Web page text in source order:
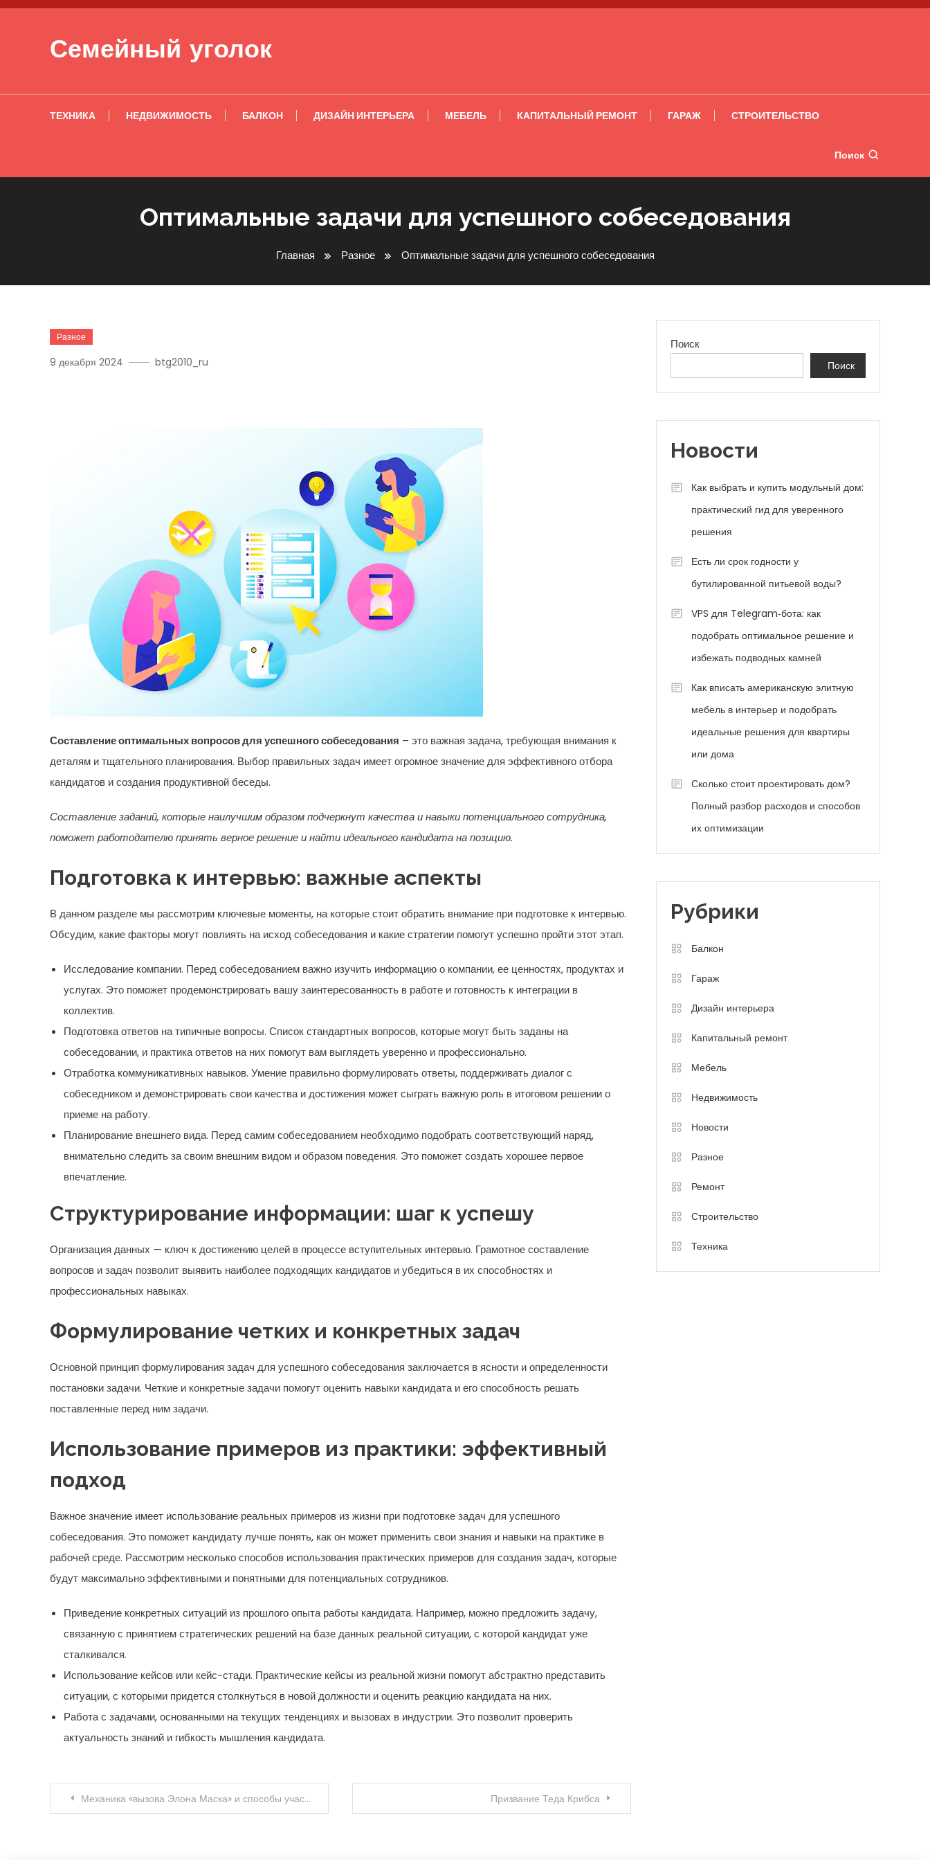
Перейти к содержимому
Семейный уголок
ТЕХНИКА НЕДВИЖИМОСТЬ БАЛКОН ДИЗАЙН ИНТЕРЬЕРА МЕБЕЛЬ КАПИТАЛЬНЫЙ РЕМОНТ ГАРАЖ СТРОИТЕЛЬСТВО
Поиск
Оптимальные задачи для успешного собеседования
Главная Разное Оптимальные задачи для успешного собеседования
Разное
9 декабря 2024 btg2010_ru
Составление оптимальных вопросов для успешного собеседования – это важная задача, требующая внимания к
деталям и тщательного планирования. Выбор правильных задач имеет огромное значение для эффективного отбора
кандидатов и создания продуктивной беседы.
Составление заданий, которые наилучшим образом подчеркнут качества и навыки потенциального сотрудника,
поможет работодателю принять верное решение и найти идеального кандидата на позицию.
Подготовка к интервью: важные аспекты
В данном разделе мы рассмотрим ключевые моменты, на которые стоит обратить внимание при подготовке к интервью.
Обсудим, какие факторы могут повлиять на исход собеседования и какие стратегии помогут успешно пройти этот этап.
Исследование компании. Перед собеседованием важно изучить информацию о компании, ее ценностях, продуктах и
услугах. Это поможет продемонстрировать вашу заинтересованность в работе и готовность к интеграции в
коллектив.
Подготовка ответов на типичные вопросы. Список стандартных вопросов, которые могут быть заданы на
собеседовании, и практика ответов на них помогут вам выглядеть уверенно и профессионально.
Отработка коммуникативных навыков. Умение правильно формулировать ответы, поддерживать диалог с
собеседником и демонстрировать свои качества и достижения может сыграть важную роль в итоговом решении о
приеме на работу.
Планирование внешнего вида. Перед самим собеседованием необходимо подобрать соответствующий наряд,
внимательно следить за своим внешним видом и образом поведения. Это поможет создать хорошее первое
впечатление.
Структурирование информации: шаг к успешу
Организация данных — ключ к достижению целей в процессе вступительных интервью. Грамотное составление
вопросов и задач позволит выявить наиболее подходящих кандидатов и убедиться в их способностях и
профессиональных навыках.
Формулирование четких и конкретных задач
Основной принцип формулирования задач для успешного собеседования заключается в ясности и определенности
постановки задачи. Четкие и конкретные задачи помогут оценить навыки кандидата и его способность решать
поставленные перед ним задачи.
Использование примеров из практики: эффективный
подход
Важное значение имеет использование реальных примеров из жизни при подготовке задач для успешного
собеседования. Это поможет кандидату лучше понять, как он может применить свои знания и навыки на практике в
рабочей среде. Рассмотрим несколько способов использования практических примеров для создания задач, которые
будут максимально эффективными и понятными для потенциальных сотрудников.
Приведение конкретных ситуаций из прошлого опыта работы кандидата. Например, можно предложить задачу,
связанную с принятием стратегических решений на базе данных реальной ситуации, с которой кандидат уже
сталкивался.
Использование кейсов или кейс-стади. Практические кейсы из реальной жизни помогут абстрактно представить
ситуации, с которыми придется столкнуться в новой должности и оценить реакцию кандидата на них.
Работа с задачами, основанными на текущих тенденциях и вызовах в индустрии. Это позволит проверить
актуальность знаний и гибкость мышления кандидата.
Навигация по записям
Механика «вызова Элона Маска» и способы участия Призвание Теда Крибса
Поиск
Поиск
Новости
Как выбрать и купить модульный дом:
практический гид для уверенного
решения
Есть ли срок годности у
бутилированной питьевой воды?
VPS для Telegram‑бота: как
подобрать оптимальное решение и
избежать подводных камней
Как вписать американскую элитную
мебель в интерьер и подобрать
идеальные решения для квартиры
или дома
Сколько стоит проектировать дом?
Полный разбор расходов и способов
их оптимизации
Рубрики
Балкон
Гараж
Дизайн интерьера
Капитальный ремонт
Мебель
Недвижимость
Новости
Разное
Ремонт
Строительство
Техника